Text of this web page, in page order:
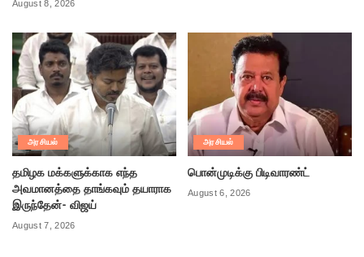
August 8, 2026
அரசியல்
தமிழக மக்களுக்காக எந்த
அவமானத்தை தாங்கவும் தயாராக
இருந்தேன்- விஜய்
August 7, 2026
அரசியல்
பொன்முடிக்கு பிடிவாரண்ட்
August 6, 2026